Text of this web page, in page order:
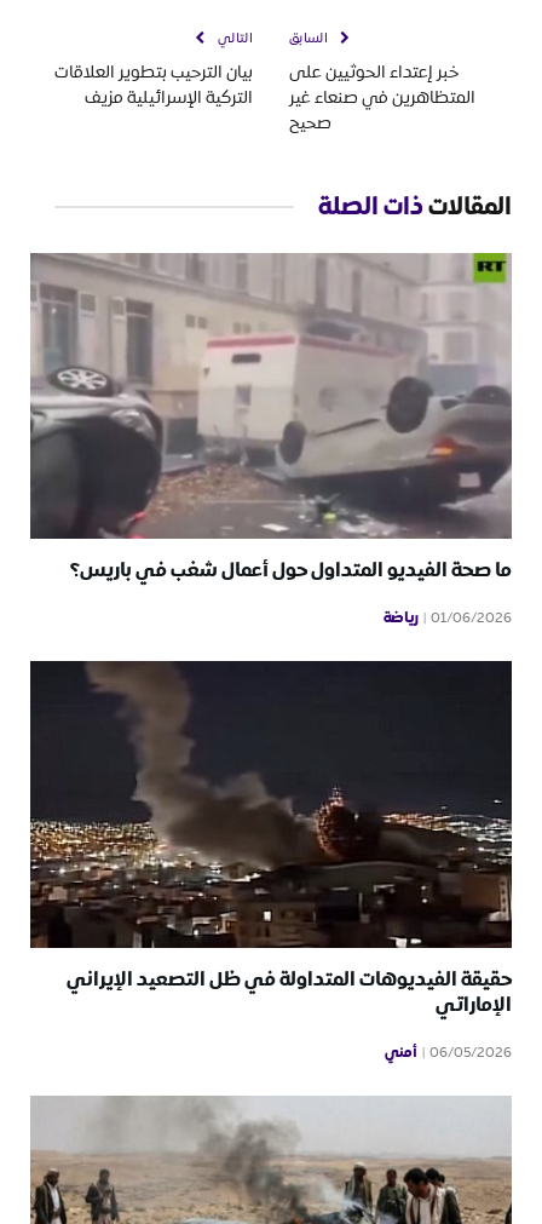
السابق
خبر إعتداء الحوثيين على
المتظاهرين في صنعاء غير
صحيح
التالي
بيان الترحيب بتطوير العلاقات
التركية الإسرائيلية مزيف
المقالاتذات الصلة
ما صحة الفيديو المتداول حول أعمال شغب في باريس؟
01/06/2026 رياضة
حقيقة الفيديوهات المتداولة في ظل التصعيد الإيراني
الإماراتي
06/05/2026 أمني